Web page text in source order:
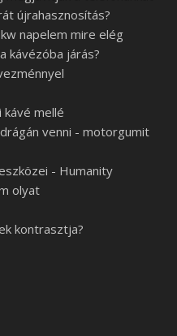
újrahasznosítás?
napelem mire elég
kávézóba járás?
mellé
venni - motorgumit
- Humanity
olyat
kontrasztja?